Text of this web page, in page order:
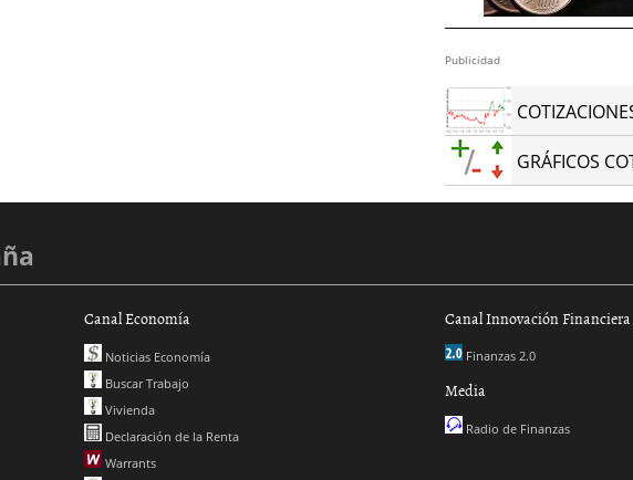
Publicidad
GRÁFICOS
Canal Economía
Noticias Economía
Buscar Trabajo
Vivienda
Declaración de la Renta
Warrants
Canal Innovación Financiera
Finanzas 2.0
Media
Radio de Finanzas